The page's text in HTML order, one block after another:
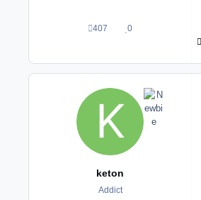
407
Beiträge0
Reputation
keton
Addict